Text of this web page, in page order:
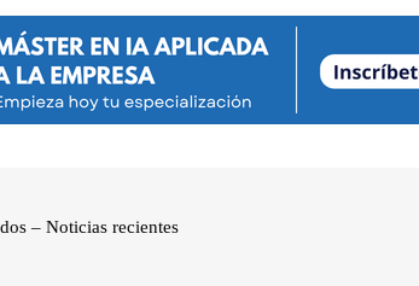
– Noticias recientes